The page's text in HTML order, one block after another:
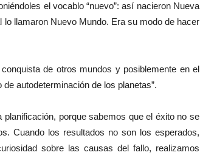
el vocablo “nuevo”: así nacieron Nueva
llamaron Nuevo Mundo. Era su modo de hacer
de otros mundos y posiblemente en el
autodeterminación de los planetas”.
porque sabemos que el éxito no se
Cuando los resultados no son los esperados,
sobre las causas del fallo, realizamos